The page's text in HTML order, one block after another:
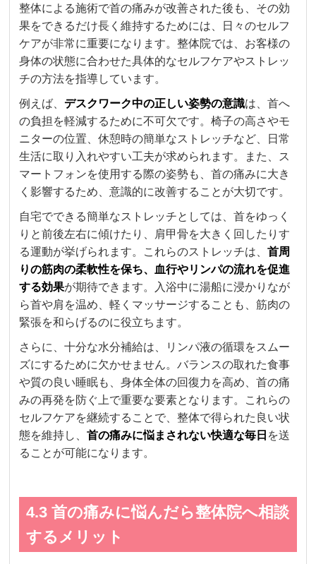
整体による施術で首の痛みが改善された後も、その効
果をできるだけ長く維持するためには、日々のセルフ
ケアが非常に重要になります。整体院では、お客様の
身体の状態に合わせた具体的なセルフケアやストレッ
チの方法を指導しています。
例えば、デスクワーク中の正しい姿勢の意識は、首へ
の負担を軽減するために不可欠です。椅子の高さやモ
ニターの位置、休憩時の簡単なストレッチなど、日常
生活に取り入れやすい工夫が求められます。また、ス
マートフォンを使用する際の姿勢も、首の痛みに大き
く影響するため、意識的に改善することが大切です。
自宅でできる簡単なストレッチとしては、首をゆっく
りと前後左右に傾けたり、肩甲骨を大きく回したりす
る運動が挙げられます。これらのストレッチは、首周
りの筋肉の柔軟性を保ち、血行やリンパの流れを促進
する効果が期待できます。入浴中に湯船に浸かりなが
ら首や肩を温め、軽くマッサージすることも、筋肉の
緊張を和らげるのに役立ちます。
さらに、十分な水分補給は、リンパ液の循環をスムー
ズにするために欠かせません。バランスの取れた食事
や質の良い睡眠も、身体全体の回復力を高め、首の痛
みの再発を防ぐ上で重要な要素となります。これらの
セルフケアを継続することで、整体で得られた良い状
態を維持し、首の痛みに悩まされない快適な毎日 を送
ることが可能になります。
4.3 首の痛みに悩んだら整体院へ相談
するメリット